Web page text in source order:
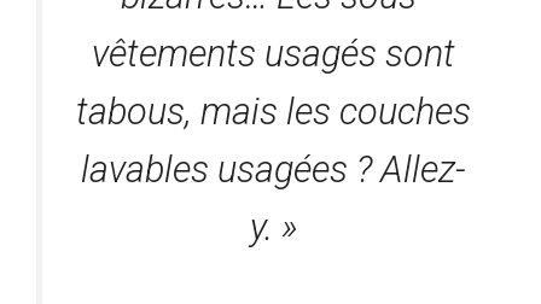
vêtements usagés sont
tabous, mais les couches
lavables usagées ? Allez-
y. »